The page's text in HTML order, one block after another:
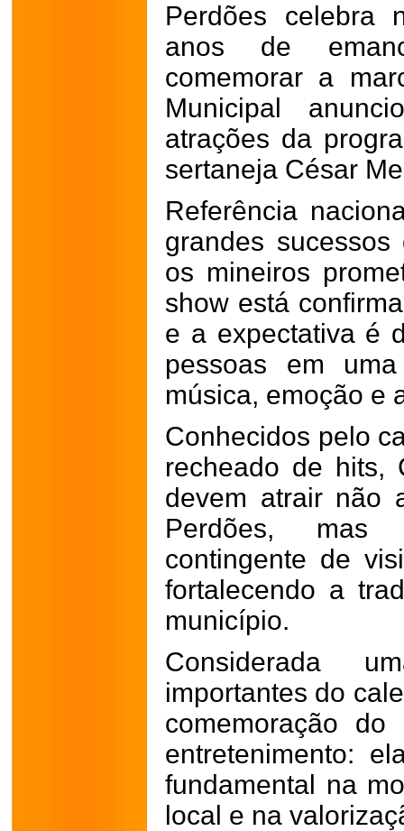
Perdões celebra
anos de
comemorar a
Municipal
atrações da
sertaneja César
Referência
grandes
os mineiros
show está
e a expectativa é
pessoas em
música, emoção e
Conhecidos pelo
recheado de hits,
devem atrair não
Perdões, mas
contingente de
fortalecendo a
município.
Considerada
importantes do
comemoração
entretenimento:
fundamental na
local e na